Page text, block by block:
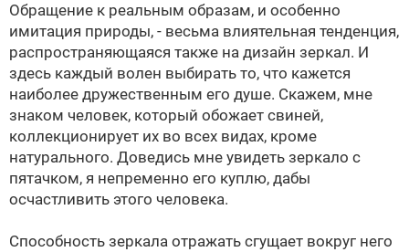
Обращение к реальным образам, и особенно
имитация природы, - весьма влиятельная тенденция,
распространяющаяся также на дизайн зеркал. И
здесь каждый волен выбирать то, что кажется
наиболее дружественным его душе. Скажем, мне
знаком человек, который обожает свиней,
коллекционирует их во всех видах, кроме
натурального. Доведись мне увидеть зеркало с
пятачком, я непременно его куплю, дабы
осчастливить этого человека.
Способность зеркала отражать сгущает вокруг него